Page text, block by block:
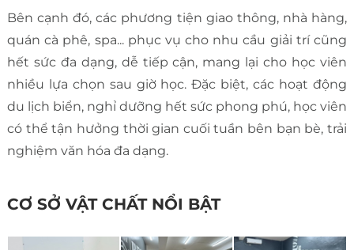
Bên cạnh đó, các phương tiện giao thông, nhà hàng,
quán cà phê, spa... phục vụ cho nhu cầu giải trí cũng
hết sức đa dạng, dễ tiếp cận, mang lại cho học viên
nhiều lựa chọn sau giờ học. Đặc biệt, các hoạt động
du lịch biển, nghỉ dưỡng hết sức phong phú, học viên
có thể tận hưởng thời gian cuối tuần bên bạn bè, trải
nghiệm văn hóa đa dạng.
CƠ SỞ VẬT CHẤT NỔI BẬT